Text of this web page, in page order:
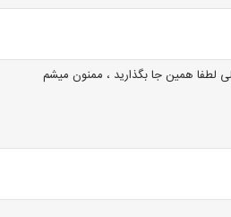
لطفا همین جا بگذارید ، ممنون میشم